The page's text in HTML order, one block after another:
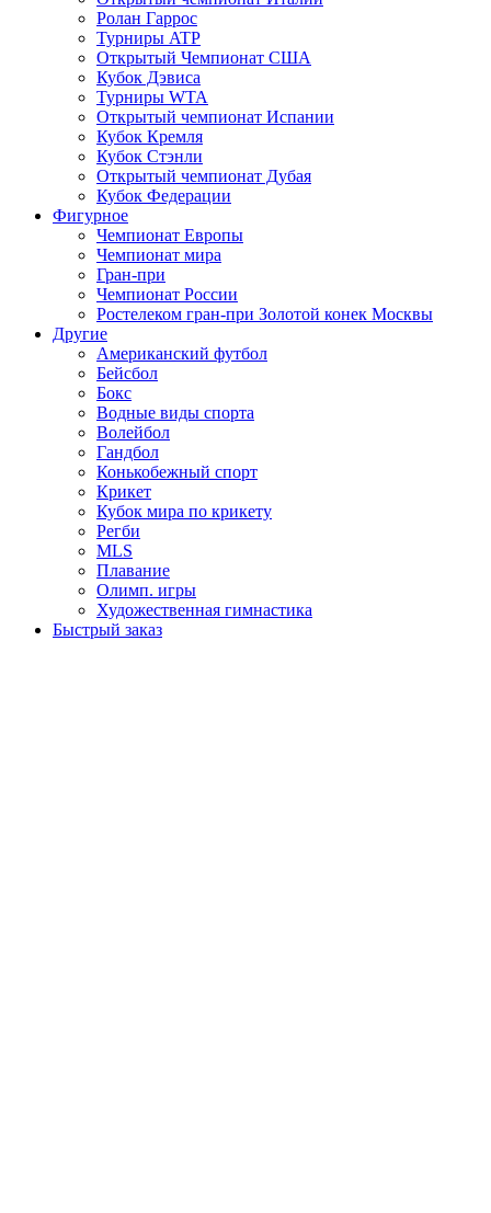
Ролан Гаррос
Турниры ATP
Открытый Чемпионат США
Кубок Дэвиса
Турниры WTA
Открытый чемпионат Испании
Кубок Кремля
Кубок Стэнли
Открытый чемпионат Дубая
Кубок Федерации
Фигурное
Чемпионат Европы
Чемпионат мира
Гран-при
Чемпионат России
Ростелеком гран-при Золотой конек Москвы
Другие
Американский футбол
Бейсбол
Бокс
Водные виды спорта
Волейбол
Гандбол
Конькобежный спорт
Крикет
Кубок мира по крикету
Регби
MLS
Плавание
Олимп. игры
Художественная гимнастика
Быстрый заказ